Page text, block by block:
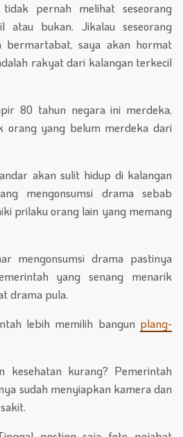
pernah melihat seseorang
bukan. Jikalau seseorang
bermartabat, saya akan hormat
rakyat dari kalangan terkecil
80 tahun negara ini merdeka,
orang yang belum merdeka dari
akan sulit hidup di kalangan
mengonsumsi drama sebab
prilaku orang lain yang memang
mengonsumsi drama pastinya
yang senang menarik
drama pula.
lebih memilih bangun plang-
kesehatan kurang? Pemerintah
sudah menyiapkan kamera dan